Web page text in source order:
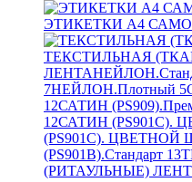
ЭТИКЕТКИ А4
ТЕКСТИЛЬНАЯ
ЛЕНТА
7НЕЙЛОН.Плотный 5
12САТИН
12САТИН (PS901C).
(PS901C).
(PS901B).Стандарт 13
(РИТАУЛЬНЫЕ)